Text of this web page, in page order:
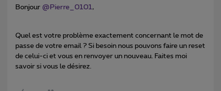
Bonjour @Pierre_0101,
Quel est votre problème exactement concernant le mot de
passe de votre email ? Si besoin nous pouvons faire un reset
de celui-ci et vous en renvoyer un nouveau. Faites moi
savoir si vous le désirez.